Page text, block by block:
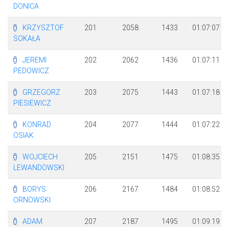
DONICA
KRZYSZTOF
SOKAŁA
201 2058 1433 01:07:07
JEREMI
PEDOWICZ
202 2062 1436 01:07:11
GRZEGORZ
PIESIEWICZ
203 2075 1443 01:07:18
KONRAD
OSIAK
204 2077 1444 01:07:22
WOJCIECH
LEWANDOWSKI
205 2151 1475 01:08:35
BORYS
ORNOWSKI
206 2167 1484 01:08:52
ADAM
207 2187 1495 01:09:19